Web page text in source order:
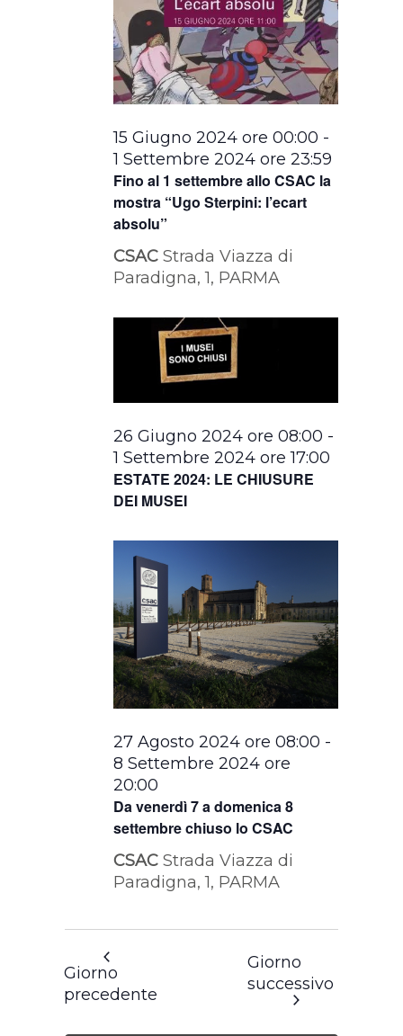
Fino al 1 settembre allo CSAC la
mostra “Ugo Sterpini: l’ecart
absolu”
15 Giugno 2024 ore 00:00 -
1 Settembre 2024 ore 23:59
CSACStrada Viazza di
Paradigna, 1, PARMA
ESTATE 2024: LE CHIUSURE
DEI MUSEI
26 Giugno 2024 ore 08:00 -
1 Settembre 2024 ore 17:00
Da venerdì 7 a domenica 8
settembre chiuso lo CSAC
27 Agosto 2024 ore 08:00 -
8 Settembre 2024 ore
20:00
CSACStrada Viazza di
Paradigna, 1, PARMA
Giorno
precedente
Giorno
successivo